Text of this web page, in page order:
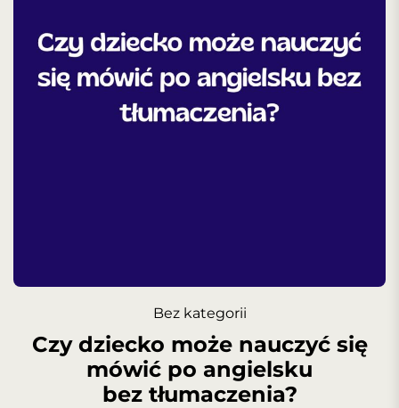
Bez kategorii
Czy dziecko może nauczyć się
mówić po angielsku
bez tłumaczenia?